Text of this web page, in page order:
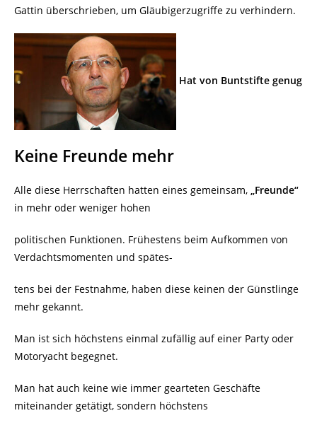
Gattin überschrieben, um Gläubigerzugriffe zu verhindern.
Hat von Buntstifte genug
Keine Freunde mehr
Alle diese Herrschaften hatten eines gemeinsam, „Freunde“
in mehr oder weniger hohen
politischen Funktionen. Frühestens beim Aufkommen von
Verdachtsmomenten und spätes-
tens bei der Festnahme, haben diese keinen der Günstlinge
mehr gekannt.
Man ist sich höchstens einmal zufällig auf einer Party oder
Motoryacht begegnet.
Man hat auch keine wie immer gearteten Geschäfte
miteinander getätigt, sondern höchstens